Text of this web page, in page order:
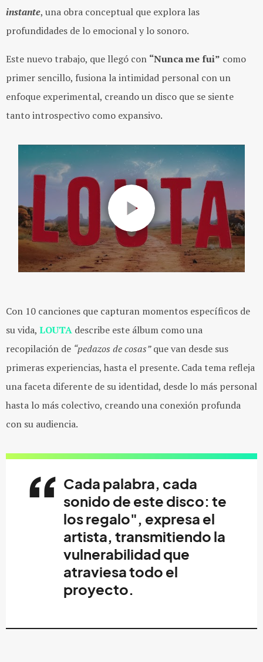
instante, una obra conceptual que explora las
profundidades de lo emocional y lo sonoro.
Este nuevo trabajo, que llegó con “Nunca me fui” como
primer sencillo, fusiona la intimidad personal con un
enfoque experimental, creando un disco que se siente
tanto introspectivo como expansivo.
Con 10 canciones que capturan momentos específicos de
su vida, LOUTA describe este álbum como una
recopilación de “pedazos de cosas”que van desde sus
primeras experiencias, hasta el presente. Cada tema refleja
una faceta diferente de su identidad, desde lo más personal
hasta lo más colectivo, creando una conexión profunda
con su audiencia.
Cada palabra, cada
sonido de este disco: te
los regalo", expresa el
artista, transmitiendo la
vulnerabilidad que
atraviesa todo el
proyecto.